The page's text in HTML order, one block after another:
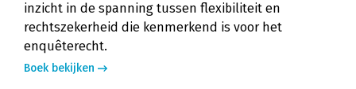
inzicht in de spanning tussen flexibiliteit en
rechtszekerheid die kenmerkend is voor het
enquêterecht.
Boek bekijken